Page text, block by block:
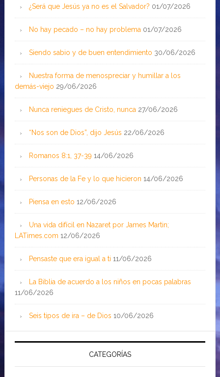
¿Será que Jesús ya no es el Salvador? 01/07/2026
No hay pecado – no hay problema 01/07/2026
Siendo sabio y de buen entendimiento 30/06/2026
Nuestra forma de menospreciar y humillar a los
demás-viejo 29/06/2026
Nunca reniegues de Cristo, nunca 27/06/2026
“Nos son de Dios”, dijo Jesús 22/06/2026
Romanos 8:1, 37-39 14/06/2026
Personas de la Fe y lo que hicieron 14/06/2026
Piensa en esto 12/06/2026
Una vida difícil en Nazaret por James Martin;
LATimes.com 12/06/2026
Pensaste que era igual a ti 11/06/2026
La Biblia de acuerdo a los niños en pocas palabras
11/06/2026
Seis tipos de ira – de Dios 10/06/2026
CATEGORÍAS